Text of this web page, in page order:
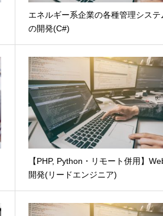
エネルギー系企業の各種管理システ
の開発(C#)
【PHP, Python・リモート併用】
開発(リードエンジニア)